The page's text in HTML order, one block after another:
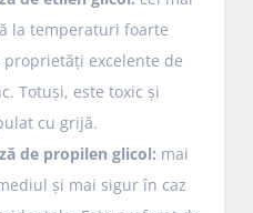
la temperaturi foarte
proprietăți excelente de
Totuși, este toxic și
cu grijă.
de propilen glicol: mai
și mai sigur în caz